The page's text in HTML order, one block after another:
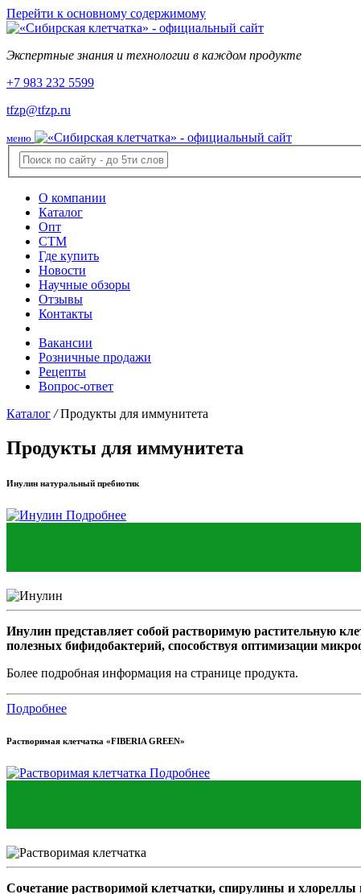
Перейти к основному содержимому
Экспертные знания и технологии в каждом продукте
+7 983 232 5599
tfzp@tfzp.ru
меню
О компании
Каталог
Опт
СТМ
Где купить
Новости
Научные обзоры
Отзывы
Контакты
Вакансии
Розничные продажи
Рецепты
Вопрос-ответ
Каталог / Продукты для иммунитета
Продукты для иммунитета
Инулин натуральный пребиотик
Подробнее
Инулин представляет собой растворимую растительную
полезных бифидобактерий, способствуя оптимизации
Более подробная информация на странице продукта.
Подробнее
Растворимая клетчатка «FIBERIA GREEN»
Подробнее
Сочетание растворимой клетчатки, спирулины и хлореллы